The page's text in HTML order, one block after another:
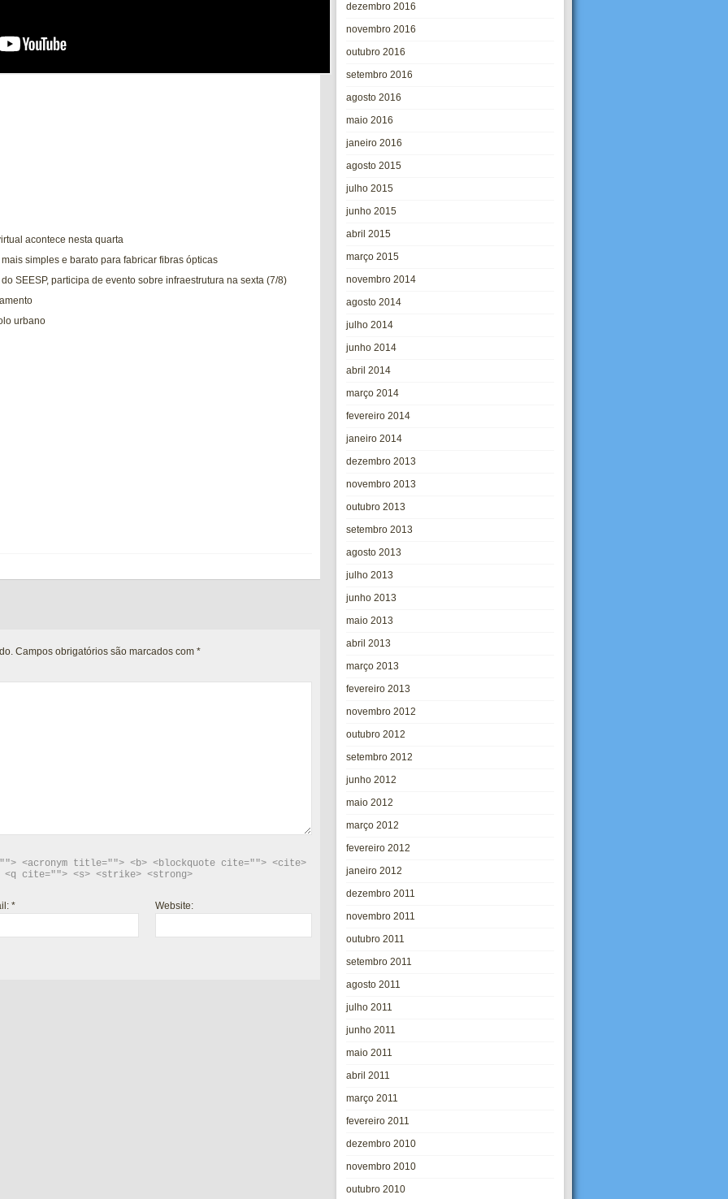
acontece nesta quarta
simples e barato para fabricar fibras ópticas
SEESP, participa de evento sobre infraestrutura na sexta (7/8)
urbano
Campos obrigatórios são marcados com *
<acronym title=""> <b> <blockquote cite=""> <cite>
<q cite=""> <s> <strike> <strong>
* Website:
dezembro 2016
novembro 2016
outubro 2016
setembro 2016
agosto 2016
maio 2016
janeiro 2016
agosto 2015
julho 2015
junho 2015
abril 2015
março 2015
novembro 2014
agosto 2014
julho 2014
junho 2014
abril 2014
março 2014
fevereiro 2014
janeiro 2014
dezembro 2013
novembro 2013
outubro 2013
setembro 2013
agosto 2013
julho 2013
junho 2013
maio 2013
abril 2013
março 2013
fevereiro 2013
novembro 2012
outubro 2012
setembro 2012
junho 2012
maio 2012
março 2012
fevereiro 2012
janeiro 2012
dezembro 2011
novembro 2011
outubro 2011
setembro 2011
agosto 2011
julho 2011
junho 2011
maio 2011
abril 2011
março 2011
fevereiro 2011
dezembro 2010
novembro 2010
outubro 2010